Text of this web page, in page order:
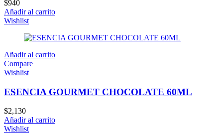
$940
Añadir al carrito
Wishlist
Añadir al carrito
Compare
Wishlist
ESENCIA GOURMET CHOCOLATE 60ML
$2,130
Añadir al carrito
Wishlist